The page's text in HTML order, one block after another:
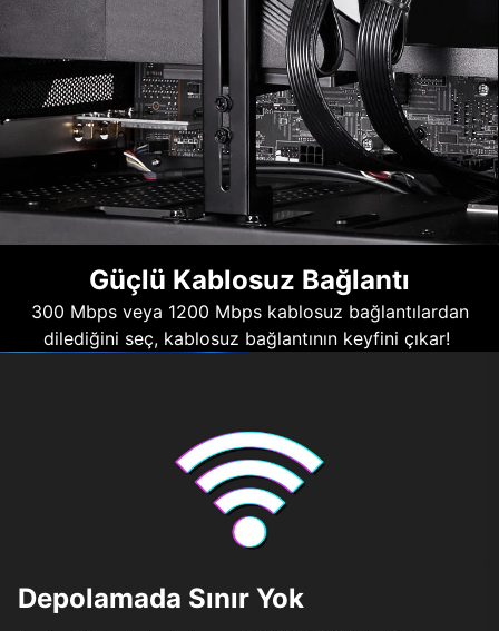
Güçlü Kablosuz Bağlantı
300 Mbps veya 1200 Mbps kablosuz bağlantılardan
dilediğini seç, kablosuz bağlantının keyfini çıkar!
Depolamada Sınır Yok